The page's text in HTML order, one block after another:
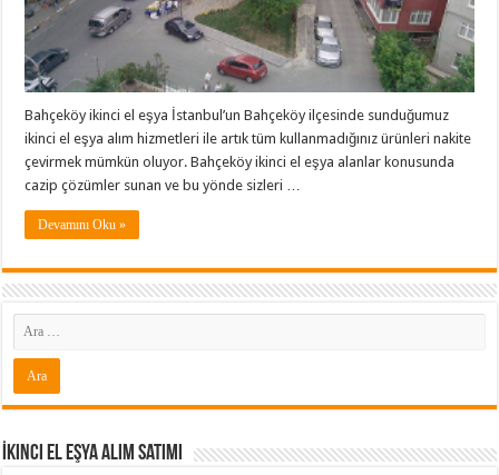
Bahçeköy ikinci el eşya İstanbul’un Bahçeköy ilçesinde sunduğumuz
ikinci el eşya alım hizmetleri ile artık tüm kullanmadığınız ürünleri nakite
çevirmek mümkün oluyor. Bahçeköy ikinci el eşya alanlar konusunda
cazip çözümler sunan ve bu yönde sizleri …
Devamını Oku »
İkinci El Eşya Alım Satımı